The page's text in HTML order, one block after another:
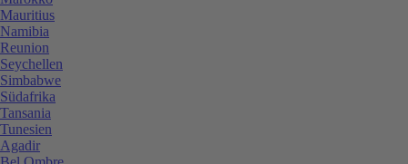
Mauritius
Namibia
Reunion
Seychellen
Simbabwe
Südafrika
Tansania
Tunesien
Agadir